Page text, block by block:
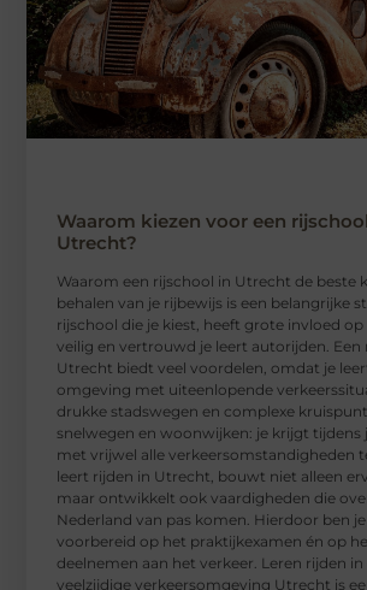
Waarom kiezen voor een
Utrecht?
Waarom een ​​rijschool in Utrecht de beste
behalen van je rijbewijs is een belangrijke
rijschool die je kiest, heeft grote invloed op
veilig en vertrouwd je leert autorijden. Een
Utrecht biedt veel voordelen, omdat je
omgeving met uiteenlopende
drukke stadswegen en complexe
snelwegen en woonwijken: je krijgt tijdens
met vrijwel alle verkeersomstandigheden
leert rijden in Utrecht, bouwt niet alleen
maar ontwikkelt ook vaardigheden die
Nederland van pas komen. Hierdoor ben
voorbereid op het praktijkexamen én op
deelnemen aan het verkeer. Leren rijden in
veelzijdige verkeersomgeving Utrecht is